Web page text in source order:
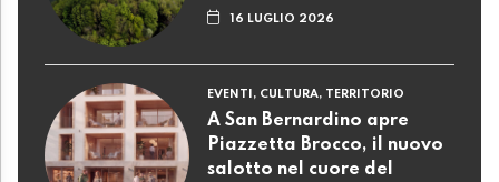
16 LUGLIO 2026
EVENTI, CULTURA, TERRITORIO
A San Bernardino apre
Piazzetta Brocco, il nuovo
salotto nel cuore del